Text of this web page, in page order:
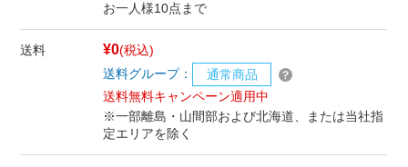
お一人様10点まで
送料 ¥0(税込)
送料グループ：
通常商品
送料無料キャンペーン適用中
※一部離島・山間部および北海道、または当社指
定エリアを除く